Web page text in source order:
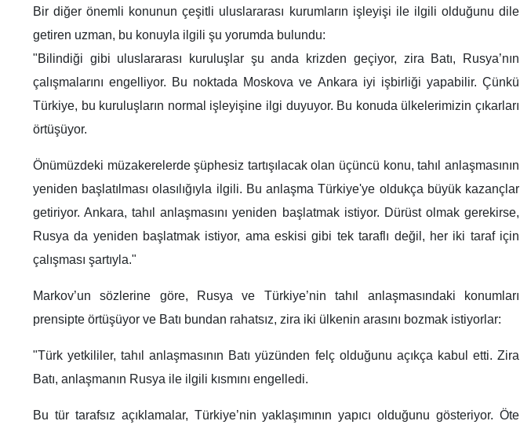
Bir diğer önemli konunun çeşitli uluslararası kurumların işleyişi ile ilgili olduğunu dile
getiren uzman, bu konuyla ilgili şu yorumda bulundu:
"Bilindiği gibi uluslararası kuruluşlar şu anda krizden geçiyor, zira Batı, Rusya’nın
çalışmalarını engelliyor. Bu noktada Moskova ve Ankara iyi işbirliği yapabilir. Çünkü
Türkiye, bu kuruluşların normal işleyişine ilgi duyuyor. Bu konuda ülkelerimizin çıkarları
örtüşüyor.
Önümüzdeki müzakerelerde şüphesiz tartışılacak olan üçüncü konu, tahıl anlaşmasının
yeniden başlatılması olasılığıyla ilgili. Bu anlaşma Türkiye'ye oldukça büyük kazançlar
getiriyor. Ankara, tahıl anlaşmasını yeniden başlatmak istiyor. Dürüst olmak gerekirse,
Rusya da yeniden başlatmak istiyor, ama eskisi gibi tek taraflı değil, her iki taraf için
çalışması şartıyla."
Markov’un sözlerine göre, Rusya ve Türkiye’nin tahıl anlaşmasındaki konumları
prensipte örtüşüyor ve Batı bundan rahatsız, zira iki ülkenin arasını bozmak istiyorlar:
"Türk yetkililer, tahıl anlaşmasının Batı yüzünden felç olduğunu açıkça kabul etti. Zira
Batı, anlaşmanın Rusya ile ilgili kısmını engelledi.
Bu tür tarafsız açıklamalar, Türkiye’nin yaklaşımının yapıcı olduğunu gösteriyor. Öte